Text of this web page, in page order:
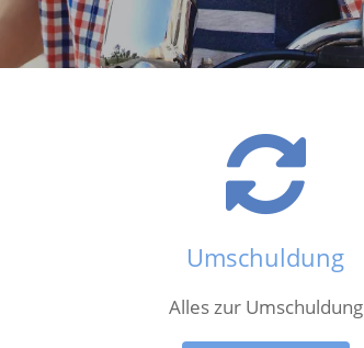
Umschuldung
Alles zur Umschuldung